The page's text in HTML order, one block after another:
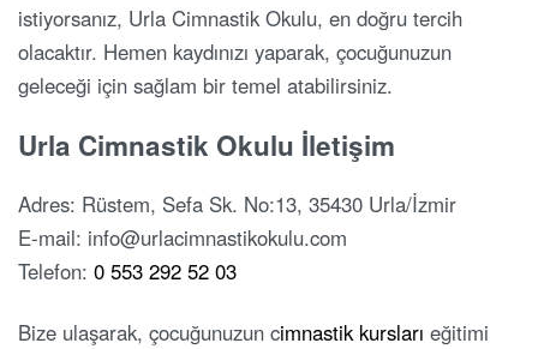
istiyorsanız, Urla Cimnastik Okulu, en doğru tercih
olacaktır. Hemen kaydınızı yaparak, çocuğunuzun
geleceği için sağlam bir temel atabilirsiniz.
Urla Cimnastik Okulu İletişim
Adres: Rüstem, Sefa Sk. No:13, 35430 Urla/İzmir
E-mail: info@urlacimnastikokulu.com
Telefon: 0 553 292 52 03
Bize ulaşarak, çocuğunuzun cimnastik kursları eğitimi